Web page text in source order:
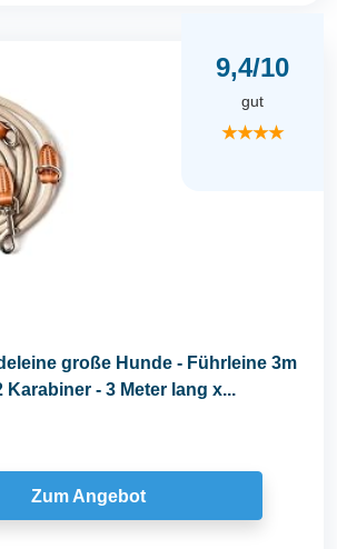
9,4/10
gut
★★★★
große Hunde - Führleine 3m
- 3 Meter lang x...
Zum Angebot